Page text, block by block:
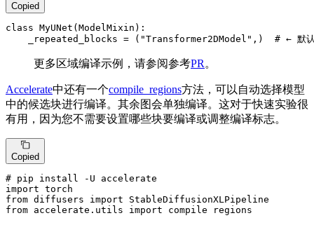
Copied
class MyUNet ( ModelMixin ):
    _repeated_blocks = (
"Transformer2DModel" ,) # ← 默
更多区域编译示例，请参阅参考PR 。
Accelerate中还有一个compile_regions方法，可以自动选择模型
中的候选块进行编译。其余图会单独编译。这对于快速实验很
有用，因为您不需要设置哪些块要编译或调整编译标志。
Copied
# pip install -U accelerate
import
from diffusers import
from accelerate.utils import compile regions